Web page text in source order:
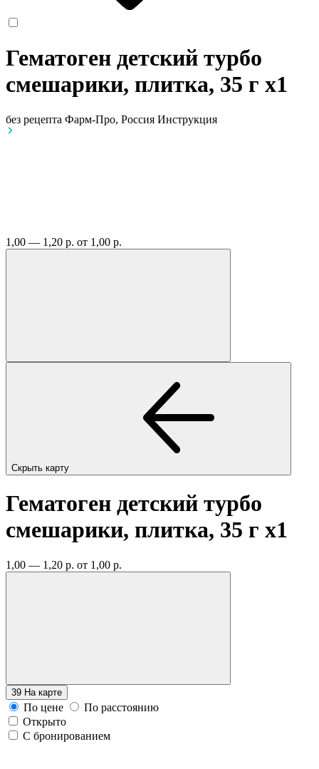
Гематоген детский турбо
смешарики, плитка, 35 г x1
без рецепта Фарм-Про, Россия Инструкция
1,00 — 1,20 р. от 1,00 р.
Скрыть карту
Гематоген детский турбо
смешарики, плитка, 35 г x1
1,00 — 1,20 р. от 1,00 р.
39 На карте
По цене
По расстоянию
Открыто
С бронированием